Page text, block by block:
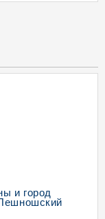
и город